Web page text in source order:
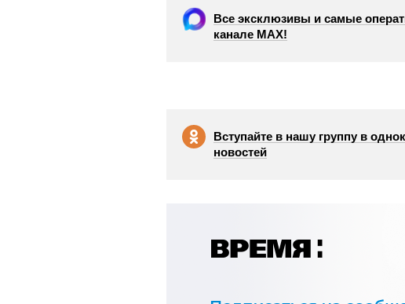
Все эксклюзивы и самые
канале МАХ!
Вступайте в нашу группу в
новостей